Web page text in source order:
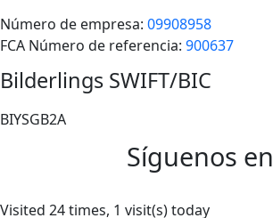
Número de empresa: 09908958
FCA Número de referencia: 900637
Bilderlings SWIFT/BIC
BIYSGB2A
Síguenos en
Visited 24 times, 1 visit(s) today